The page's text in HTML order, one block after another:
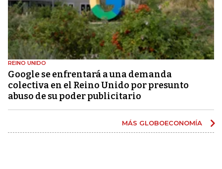
REINO UNIDO
Google se enfrentará a una demanda
colectiva en el Reino Unido por presunto
abuso de su poder publicitario
MÁS GLOBOECONOMÍA